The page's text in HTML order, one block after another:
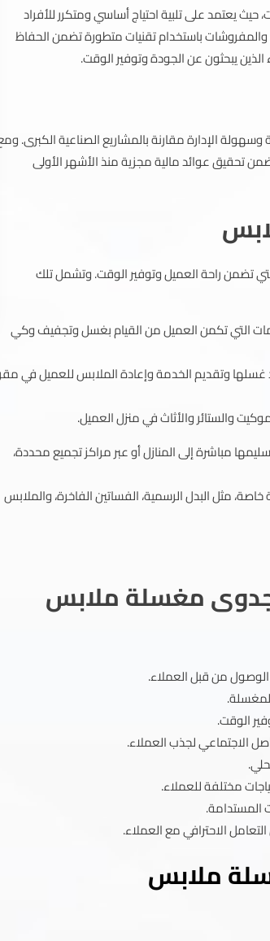
يعتمد على تلبية احتياج أساسي ومتكرر للأفراد
باستخدام تقنيات متطورة تضمن الحفاظ
يبحثون عن الجودة وتوفير الوقت.
الإدارة مقارنة بالمشاريع الصناعية الكبرى.
تحقيق عوائد مالية مجزية منذ الأشهر الأولى
راحة العميل وتوفير الوقت. وتشمل تلك
التي تكمن العميل من القيام بغسل وتجفيف وكي
غسلها وتقديم الخدمة وإعادة الملابس للعميل في
والستائر والأثاث في منزل العميل.
مباشرة إلى المنازل أو عبر مراكز تجميع محددة،
مثل البدل الرسمية، الفساتين الفاخرة، والملابس
جدوى مغسلة ملابس
الوصول من قبل العملاء.
الوقت.
الاجتماعي لجذب العملاء.
مختلفة للعملاء.
المستدامة.
الاحترافي مع العملاء.
ملابس